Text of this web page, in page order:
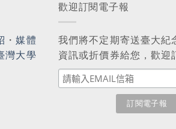
・媒體
灣大學
歡迎訂閱電子報
我們將不定期寄送臺大紀
資訊或折價券給您，歡迎